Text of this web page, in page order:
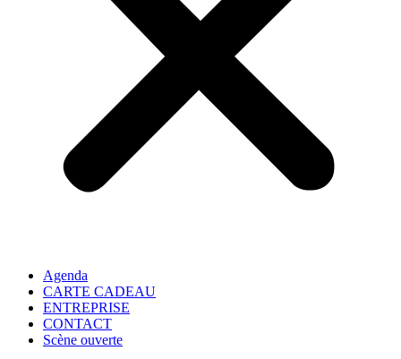
Agenda
CARTE CADEAU
ENTREPRISE
CONTACT
Scène ouverte